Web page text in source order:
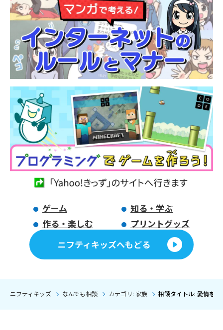
ゲーム
知る・学ぶ
作る・楽しむ
プリントグッズ
ニフティキッズへもどる
ニフティキッズ なんでも相談 カテゴリ: 家族 相談タイトル: 愛情を感